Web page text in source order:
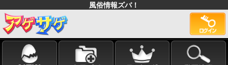
風俗情報ズバ！